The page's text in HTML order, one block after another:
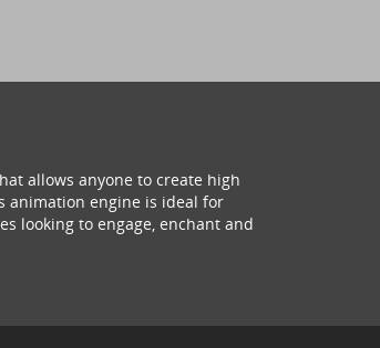
allows anyone to create high
animation engine is ideal for
looking to engage, enchant and